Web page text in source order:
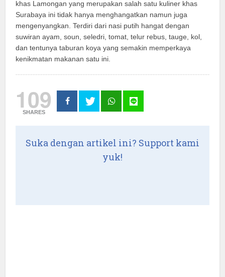
khas Lamongan yang merupakan salah satu kuliner khas
Surabaya ini tidak hanya menghangatkan namun juga
mengenyangkan. Terdiri dari nasi putih hangat dengan
suwiran ayam, soun, seledri, tomat, telur rebus, tauge, kol,
dan tentunya taburan koya yang semakin memperkaya
kenikmatan makanan satu ini.
109
SHARES
Suka dengan artikel ini? Support kami
yuk!